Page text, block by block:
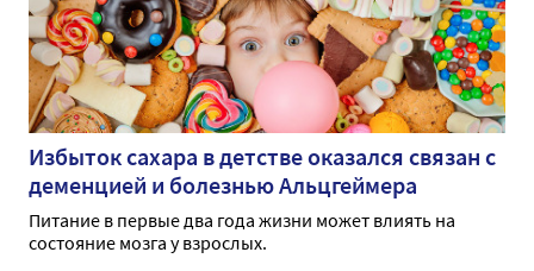
Избыток сахара в детстве оказался связан с
деменцией и болезнью Альцгеймера
Питание в первые два года жизни может влиять на
состояние мозга у взрослых.